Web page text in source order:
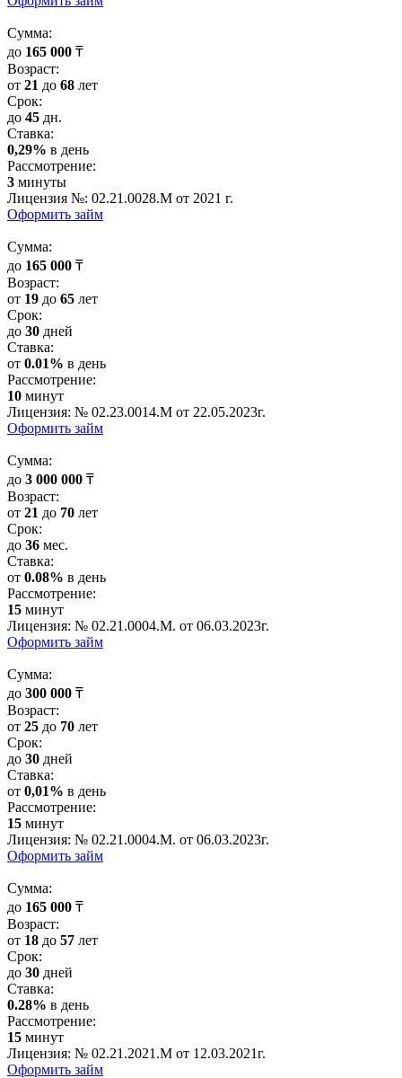
Cумма:
до 165 000 ₸
Возраст:
от 21 до 68 лет
Срок:
до 45 дн.
Cтавка:
0,29% в день
Рассмотрение:
3 минуты
Лицензия №: 02.21.0028.M от 2021 г.
Оформить займ
Cумма:
до 165 000 ₸
Возраст:
от 19 до 65 лет
Срок:
до 30 дней
Cтавка:
от 0.01% в день
Рассмотрение:
10 минут
Лицензия: № 02.23.0014.М от 22.05.2023г.
Оформить займ
Cумма:
до 3 000 000 ₸
Возраст:
от 21 до 70 лет
Срок:
до 36 мес.
Cтавка:
от 0.08% в день
Рассмотрение:
15 минут
Лицензия: № 02.21.0004.М. от 06.03.2023г.
Оформить займ
Cумма:
до 300 000 ₸
Возраст:
от 25 до 70 лет
Срок:
до 30 дней
Cтавка:
от 0,01% в день
Рассмотрение:
15 минут
Лицензия: № 02.21.0004.М. от 06.03.2023г.
Оформить займ
Cумма:
до 165 000 ₸
Возраст:
от 18 до 57 лет
Срок:
до 30 дней
Cтавка:
0.28% в день
Рассмотрение:
15 минут
Лицензия: № 02.21.2021.M от 12.03.2021г.
Оформить займ